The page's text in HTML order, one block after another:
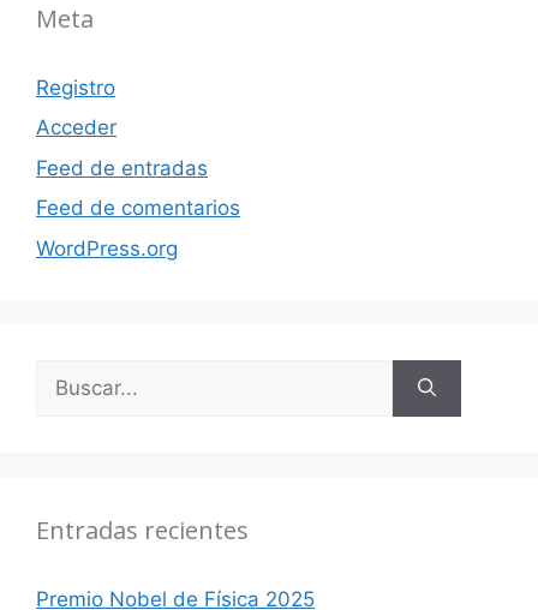
Meta
Registro
Acceder
Feed de entradas
Feed de comentarios
WordPress.org
Entradas recientes
Premio Nobel de Física 2025